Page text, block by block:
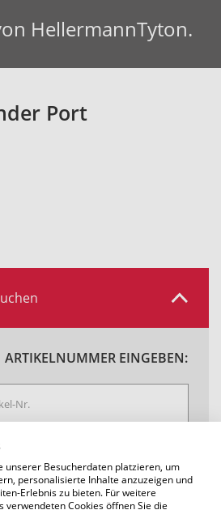
unserer Besucherdaten platzieren, um
personalisierte Inhalte anzuzeigen und
Erlebnis zu bieten. Für weitere
verwendeten Cookies öffnen Sie die
HellermannTyton.
Port
EINGEBEN:
SUCHEN